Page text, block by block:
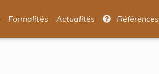
Formalités Actualités Références